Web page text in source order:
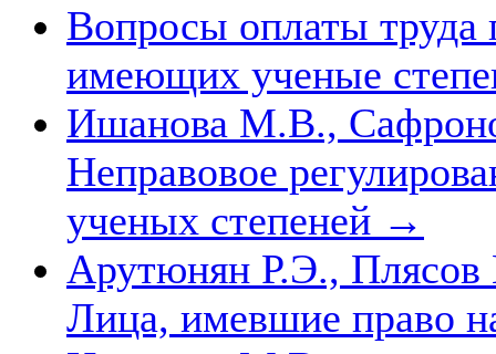
Вопросы оплаты труда
имеющих ученые
Ишанова М.В.,
Неправовое
ученых степеней →
Арутюнян Р.Э.,
Лица, имевшие право